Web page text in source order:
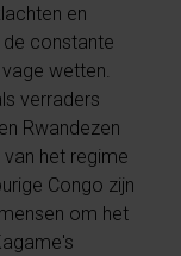
en
constante
wetten.
verraders
Rwandezen
het regime
Congo zijn
om het